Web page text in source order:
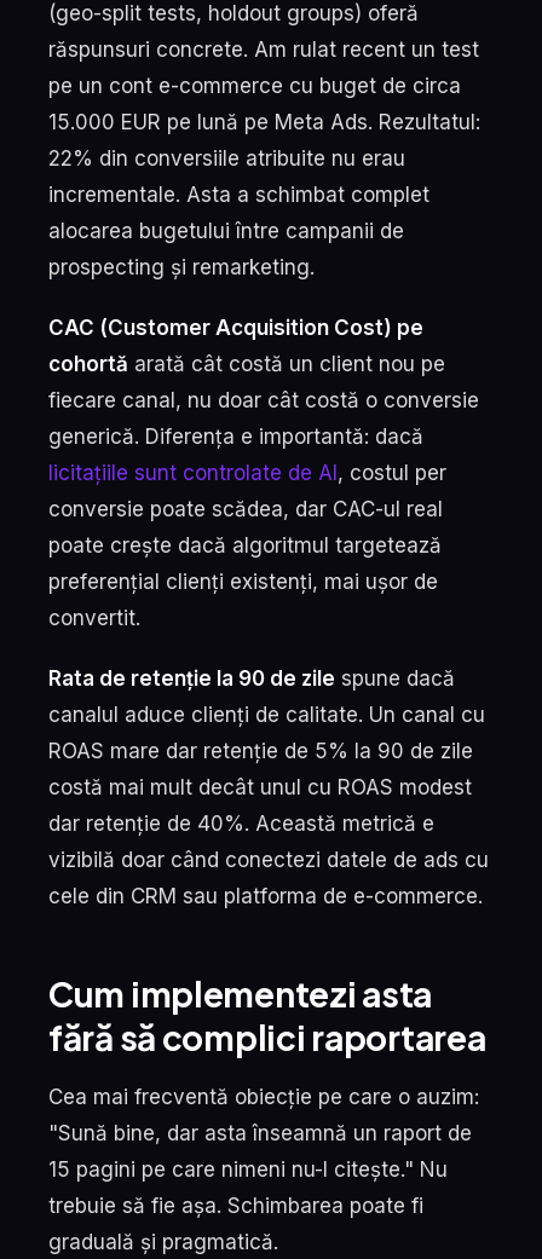
(geo-split tests, holdout groups) oferă
răspunsuri concrete. Am rulat recent un test
pe un cont e-commerce cu buget de circa
15.000 EUR pe lună pe Meta Ads. Rezultatul:
22% din conversiile atribuite nu erau
incrementale. Asta a schimbat complet
alocarea bugetului între campanii de
prospecting și remarketing.
CAC (Customer Acquisition Cost) pe
cohortă arată cât costă un client nou pe
fiecare canal, nu doar cât costă o conversie
generică. Diferența e importantă: dacă
licitațiile sunt controlate de AI , costul per
conversie poate scădea, dar CAC-ul real
poate crește dacă algoritmul targetează
preferențial clienți existenți, mai ușor de
convertit.
Rata de retenție la 90 de zile spune dacă
canalul aduce clienți de calitate. Un canal cu
ROAS mare dar retenție de 5% la 90 de zile
costă mai mult decât unul cu ROAS modest
dar retenție de 40%. Această metrică e
vizibilă doar când conectezi datele de ads cu
cele din CRM sau platforma de e-commerce.
Cum implementezi asta
fără să complici raportarea
Cea mai frecventă obiecție pe care o auzim:
"Sună bine, dar asta înseamnă un raport de
15 pagini pe care nimeni nu-l citește." Nu
trebuie să fie așa. Schimbarea poate fi
graduală și pragmatică.